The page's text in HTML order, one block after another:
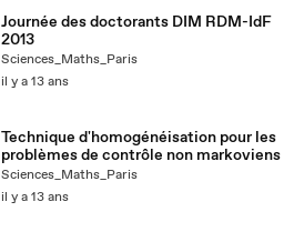
Journée des doctorants DIM RDM-IdF
2013
Sciences_Maths_Paris
il y a 13 ans
Technique d'homogénéisation pour les
problèmes de contrôle non markoviens
Sciences_Maths_Paris
il y a 13 ans